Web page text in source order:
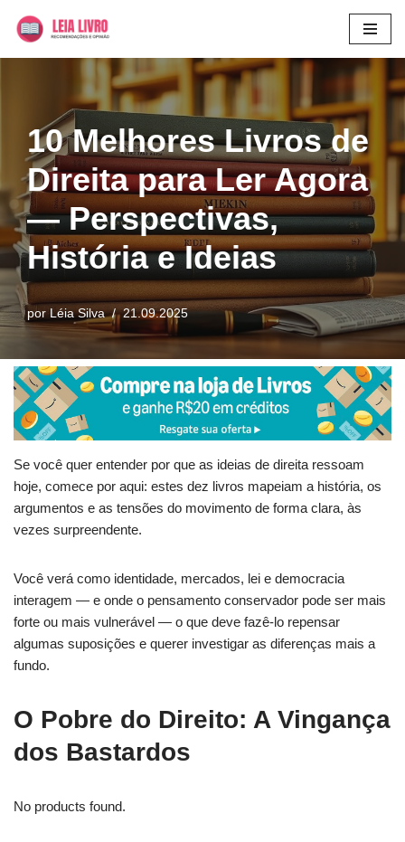
conteúdo
10 Melhores Livros de
Direita para Ler Agora
— Perspectivas,
História e Ideias
porLéia Silva 21.09.2025
Se você quer entender por que as ideias de direita ressoam
hoje, comece por aqui: estes dez livros mapeiam a história, os
argumentos e as tensões do movimento de forma clara, às
vezes surpreendente.
Você verá como identidade, mercados, lei e democracia
interagem — e onde o pensamento conservador pode ser mais
forte ou mais vulnerável — o que deve fazê-lo repensar
algumas suposições e querer investigar as diferenças mais a
fundo.
O Pobre do Direito: A Vingança
dos Bastardos
No products found.